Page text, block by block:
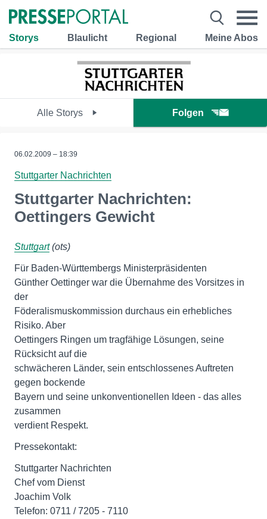
Storys Blaulicht Regional Meine Abos
Alle Storys Folgen
06.02.2009 – 18:39
Stuttgarter Nachrichten
Stuttgarter Nachrichten:
Oettingers Gewicht
Stuttgart(ots)
Für Baden-Württembergs Ministerpräsidenten
Günther Oettinger war die Übernahme des Vorsitzes in
der
Föderalismuskommission durchaus ein erhebliches
Risiko. Aber
Oettingers Ringen um tragfähige Lösungen, seine
Rücksicht auf die
schwächeren Länder, sein entschlossenes Auftreten
gegen bockende
Bayern und seine unkonventionellen Ideen - das alles
zusammen
verdient Respekt.
Pressekontakt:
Stuttgarter Nachrichten
Chef vom Dienst
Joachim Volk
Telefon: 0711 / 7205 - 7110